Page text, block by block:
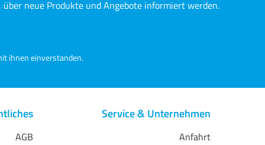
neue Produkte und Angebote informiert werden.
ihnen einverstanden.
AGB
Service & Unternehmen
Anfahrt